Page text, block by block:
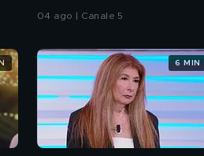
04 ago | Canale 5
6 MIN